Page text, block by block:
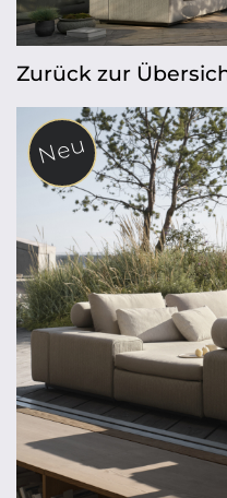
Zurück zur
Neu
Neu
Neu
Neu
Neu